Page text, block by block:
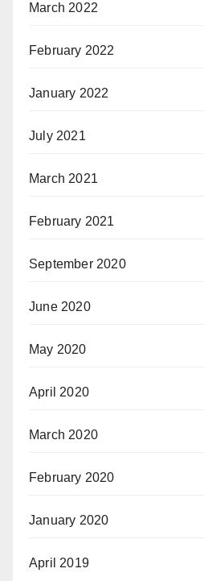
March 2022
February 2022
January 2022
July 2021
March 2021
February 2021
September 2020
June 2020
May 2020
April 2020
March 2020
February 2020
January 2020
April 2019